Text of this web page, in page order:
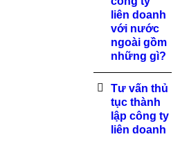
liên doanh
với nước
ngoài gồm
những gì?
Tư vấn thủ
tục thành
lập công ty
liên doanh